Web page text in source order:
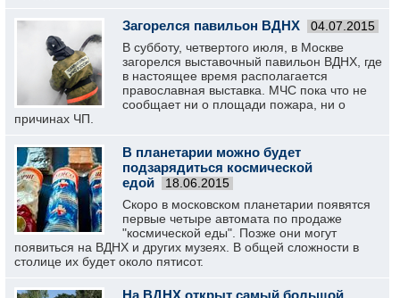
Загорелся павильон ВДНХ 04.07.2015
В субботу, четвертого июля, в Москве
загорелся выставочный павильон ВДНХ, где
в настоящее время располагается
православная выставка. МЧС пока что не
сообщает ни о площади пожара, ни о
причинах ЧП.
В планетарии можно будет
подзарядиться космической
едой
18.06.2015
Скоро в московском планетарии появятся
первые четыре автомата по продаже
"космической еды". Позже они могут
появиться на ВДНХ и других музеях. В общей сложности в
столице их будет около пятисот.
На ВДНХ открыт самый большой